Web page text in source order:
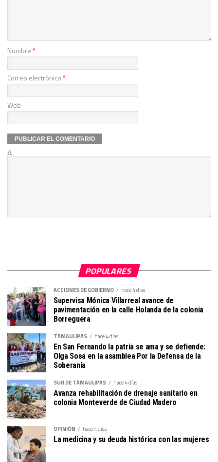
Nombre*
Correo electrónico*
Web
Δ
POPULARES
ACCIONES DE GOBIERNO hace 4 días
Supervisa Mónica Villarreal avance de
pavimentación en la calle Holanda de la colonia
Borreguera
TAMAULIPAS hace 4 días
En San Fernando la patria se ama y se defiende:
Olga Sosa en la asamblea Por la Defensa de la
Soberanía
SUR DE TAMAULIPAS hace 4 días
Avanza rehabilitación de drenaje sanitario en
colonia Monteverde de Ciudad Madero
OPINIÓN hace 4 días
La medicina y su deuda histórica con las mujeres